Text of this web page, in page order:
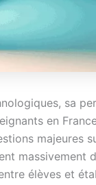
sa
en
majeures
massivement
élèves et